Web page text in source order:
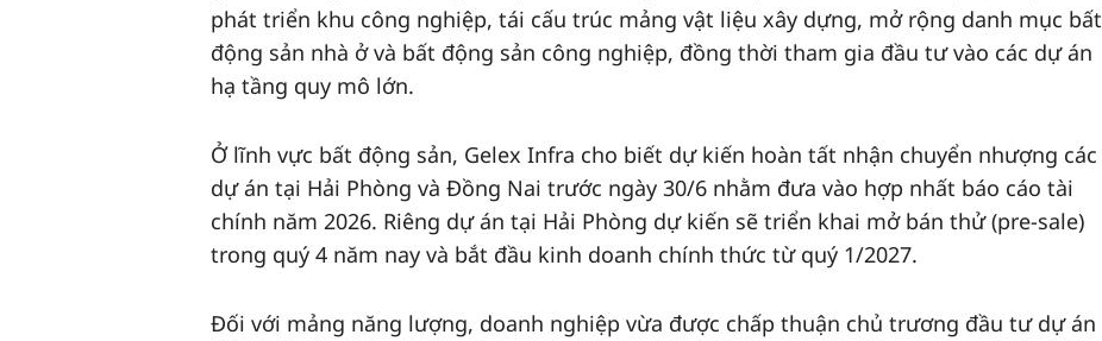
phát triển khu công nghiệp, tái cấu trúc mảng vật liệu xây dựng, mở rộng danh mục bất
động sản nhà ở và bất động sản công nghiệp, đồng thời tham gia đầu tư vào các dự án
hạ tầng quy mô lớn.
Ở lĩnh vực bất động sản, Gelex Infra cho biết dự kiến hoàn tất nhận chuyển nhượng các
dự án tại Hải Phòng và Đồng Nai trước ngày 30/6 nhằm đưa vào hợp nhất báo cáo tài
chính năm 2026. Riêng dự án tại Hải Phòng dự kiến sẽ triển khai mở bán thử (pre-sale)
trong quý 4 năm nay và bắt đầu kinh doanh chính thức từ quý 1/2027.
Đối với mảng năng lượng, doanh nghiệp vừa được chấp thuận chủ trương đầu tư dự án